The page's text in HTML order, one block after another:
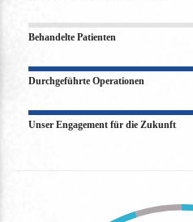
Behandelte Patienten
Durchgeführte Operationen
Unser Engagement für die Zukunft